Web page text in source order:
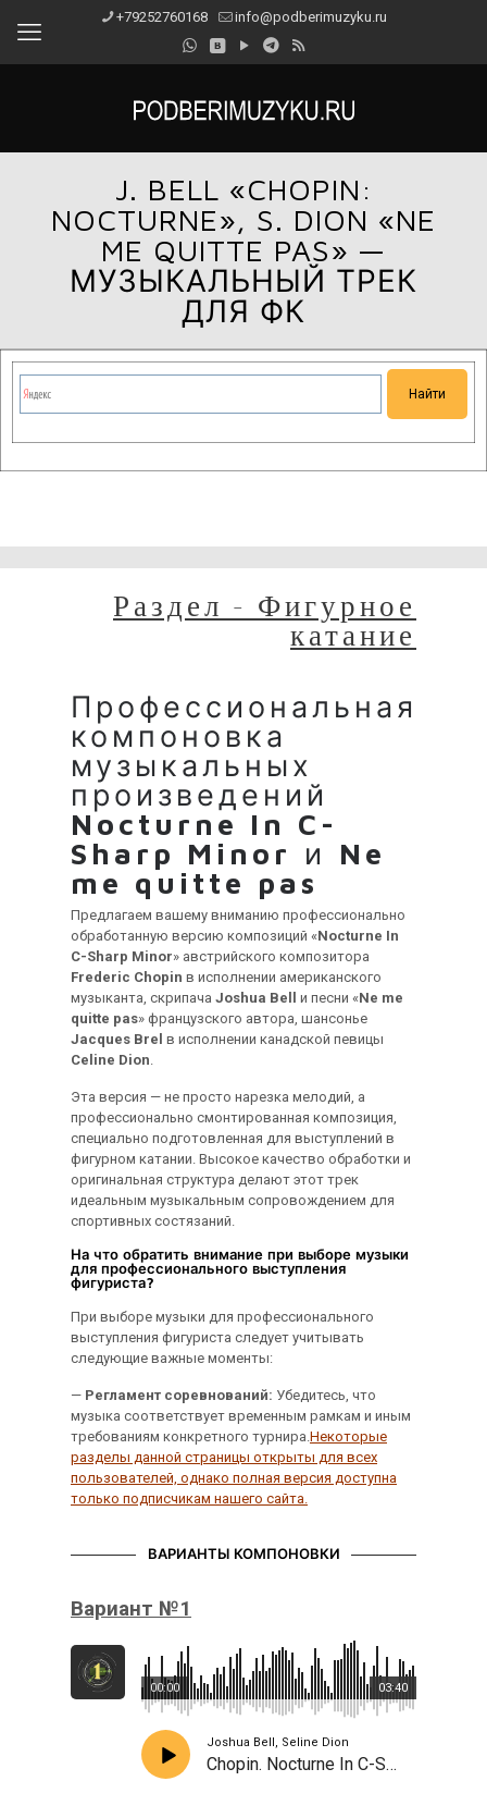
+79252760168 info@podberimuzyku.ru
J. BELL «CHOPIN:
NOCTURNE», S. DION «NE
ME QUITTE PAS» —
МУЗЫКАЛЬНЫЙ ТРЕК
ДЛЯ ФК
Раздел - Фигурное
катание
Профессиональная
компоновка
музыкальных
произведений
Nocturne In C-
Sharp Minor и Ne
me quitte pas
Предлагаем вашему вниманию профессионально
обработанную версию композиций «Nocturne In
C-Sharp Minor» австрийского композитора
Frederic Chopin в исполнении американского
музыканта, скрипача Joshua Bell и песни «Ne me
quitte pas» французского автора, шансонье
Jacques Brel в исполнении канадской певицы
Celine Dion.
Эта версия — не просто нарезка мелодий, а
профессионально смонтированная композиция,
специально подготовленная для выступлений в
фигурном катании. Высокое качество обработки и
оригинальная структура делают этот трек
идеальным музыкальным сопровождением для
спортивных состязаний.
На что обратить внимание при выборе музыки
для профессионального выступления
фигуриста?
При выборе музыки для профессионального
выступления фигуриста следует учитывать
следующие важные моменты:
— Регламент соревнований: Убедитесь, что
музыка соответствует временным рамкам и иным
требованиям конкретного турнира.Некоторые
разделы данной страницы открыты для всех
пользователей, однако полная версия доступна
только подписчикам нашего сайта.
ВАРИАНТЫ КОМПОНОВКИ
Вариант №1
03:40
00:00
Joshua Bell, Seline Dion
Chopin. Nocturne In C-Sharp Minor», Ne me quitte pas